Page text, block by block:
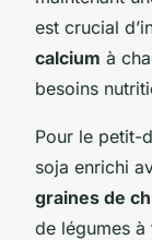
est crucial
calcium à
besoins
Pour le petit-
soja enrichi
graines de
de légumes